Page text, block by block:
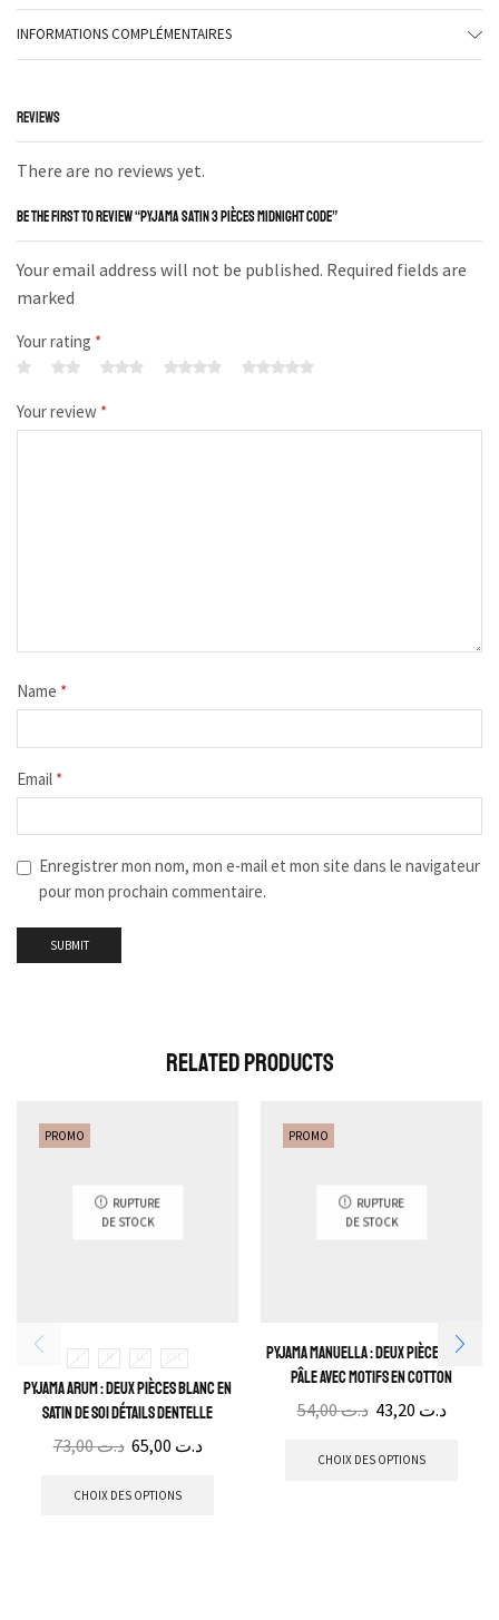
INFORMATIONS COMPLÉMENTAIRES
REVIEWS
There are no reviews yet.
BE THE FIRST TO REVIEW “PYJAMA SATIN 3 PIÈCES MIDNIGHT CODE”
Your email address will not be published. Required fields are
marked
Your rating *
Your review *
Name *
Email *
Enregistrer mon nom, mon e-mail et mon site dans le navigateur
pour mon prochain commentaire.
Related Products
PROMO
RUPTURE
DE STOCK
M XL XXL
Pyjama Arum : Deux pièces blanc en
satin de soi détails dentelle
د.ت73,00 د.ت
CHOIX DES OPTIONS
PROMO
RUPTURE
DE STOCK
Pyjama Manuella : Deux pièces Rose
pâle avec motifs en cotton
د.ت54,00 د.ت
CHOIX DES OPTIONS